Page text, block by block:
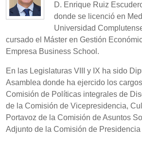
D. Enrique Ruiz
donde se licenció en
Universidad
cursado el Máster en Gestión
Empresa Business School.
En las Legislaturas VIII y IX ha sido
Asamblea donde ha ejercido los
Comisión de Políticas integrales de
de la Comisión de Vicepresidencia,
Portavoz de la Comisión de Asuntos
Adjunto de la Comisión de